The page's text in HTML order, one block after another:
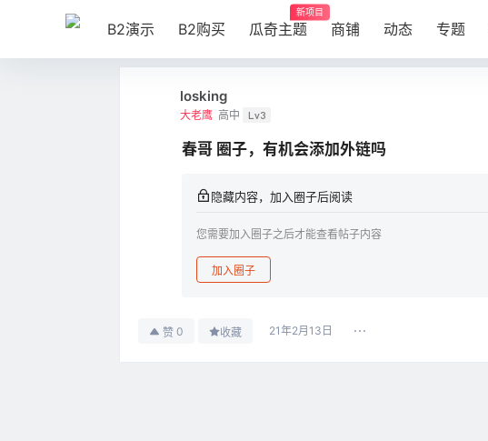
B2演示 B2购买 瓜奇主题
新项目
商铺 动态 专题
losking
大老鹰 高中 Lv3
春哥 圈子，有机会添加外链吗
隐藏内容，加入圈子后阅读
您需要加入圈子之后才能查看帖子内容
加入圈子
赞 0 收藏 21年2月13日